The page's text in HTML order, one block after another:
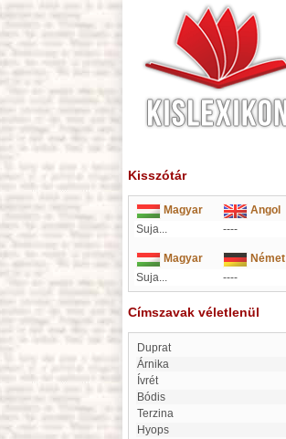
Kisszótár
Magyar
Angol
Suja...
----
Magyar
Német
Suja...
----
Címszavak véletlenül
Duprat
árnika
Ívrét
Bódis
Terzina
Hyops